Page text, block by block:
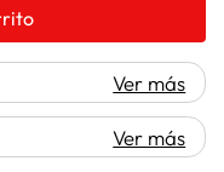
Ver más
Ver más